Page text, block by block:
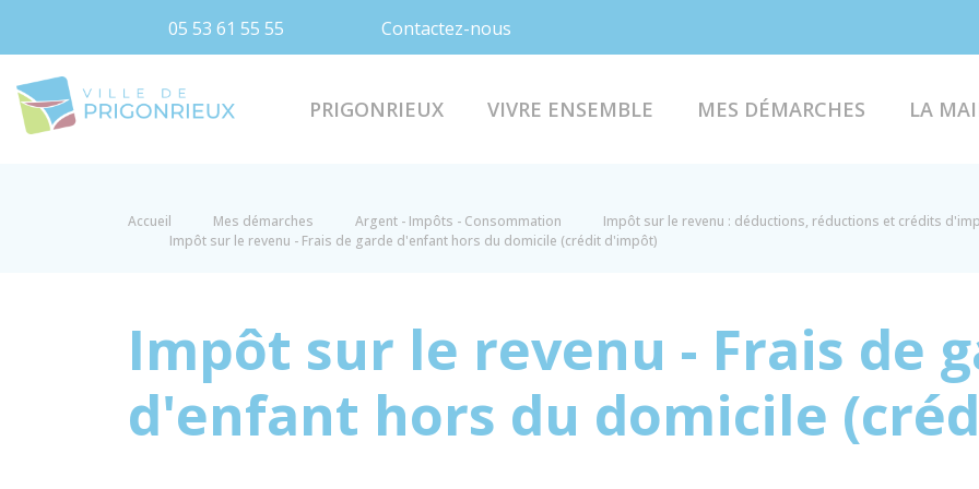
05 53 61 55 55 Contactez-nous
PRIGONRIEUX VIVRE ENSEMBLE MES DÉMARCHES LA
Accueil Mes démarches Argent - Impôts - Consommation
Impôt sur le revenu : déductions, réductions et crédits
Impôt sur le revenu - Frais de garde d'enfant hors du domicile (crédit d'impôt)
Impôt sur le revenu - Frais de
d'enfant hors du domicile